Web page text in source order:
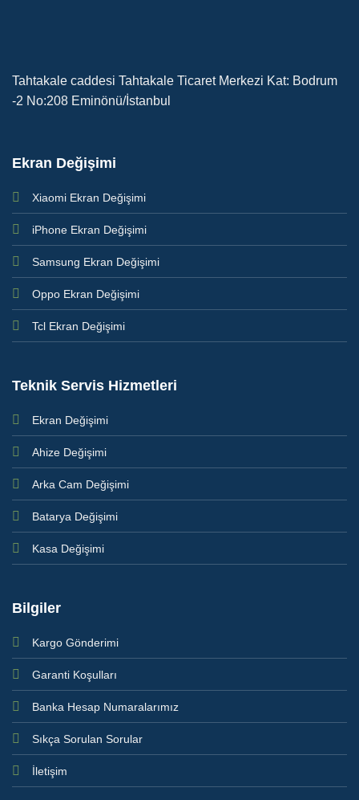
Tahtakale caddesi Tahtakale Ticaret Merkezi Kat: Bodrum
-2 No:208 Eminönü/İstanbul
Ekran Değişimi
Xiaomi Ekran Değişimi
iPhone Ekran Değişimi
Samsung Ekran Değişimi
Oppo Ekran Değişimi
Tcl Ekran Değişimi
Teknik Servis Hizmetleri
Ekran Değişimi
Ahize Değişimi
Arka Cam Değişimi
Batarya Değişimi
Kasa Değişimi
Bilgiler
Kargo Gönderimi
Garanti Koşulları
Banka Hesap Numaralarımız
Sıkça Sorulan Sorular
İletişim